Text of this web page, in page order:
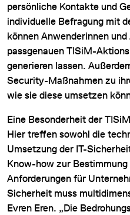
persönliche Kontakte und
individuelle Befragung mit
können Anwenderinnen
passgenauen TISiM-
generieren lassen.
Security-Maßnahmen zu
wie sie diese umsetzen
Eine Besonderheit der
Hier treffen sowohl die
Umsetzung der IT-
Know-how zur
Anforderungen für
Sicherheit muss
Evren Eren. „Die